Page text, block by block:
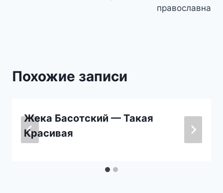
православна
Похожие записи
Жека Басотский — Такая
Красивая